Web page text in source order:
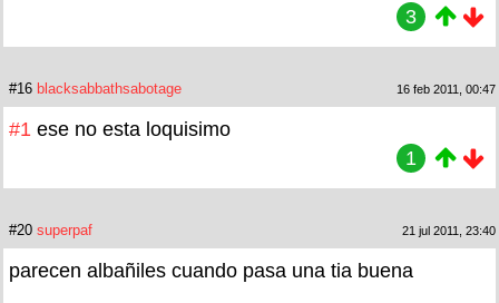
3
#16 blacksabbathsabotage 16 feb 2011, 00:47
#1 ese no esta loquisimo
1
#20 superpaf 21 jul 2011, 23:40
parecen albañiles cuando pasa una tia buena